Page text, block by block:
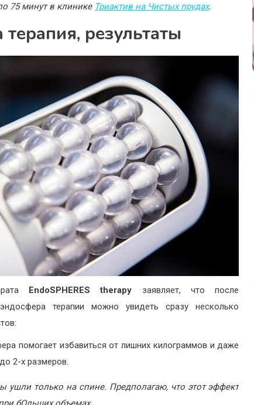
75 минут в клинике Триактив на Чистых прудах.
результаты
EndoSPHERES therapy заявляет, что после
терапии можно увидеть сразу несколько
помогает избавиться от лишних килограммов и даже
2-х размеров.
ушли только на спине. Предполагаю, что этот эффект